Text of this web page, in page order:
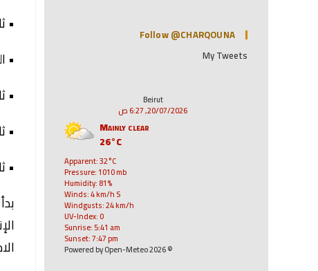
•
•
•
•
•
Follow @CHARQOUNA
My Tweets
Beirut
20/07/2026, 6:27 ص
Mainly clear
26°C
Apparent: 32°C
Pressure: 1010 mb
Humidity: 81%
Winds: 4 km/h S
Windgusts: 24 km/h
UV-Index: 0
Sunrise: 5:41 am
Sunset: 7:47 pm
© 2026 Powered by Open-Meteo